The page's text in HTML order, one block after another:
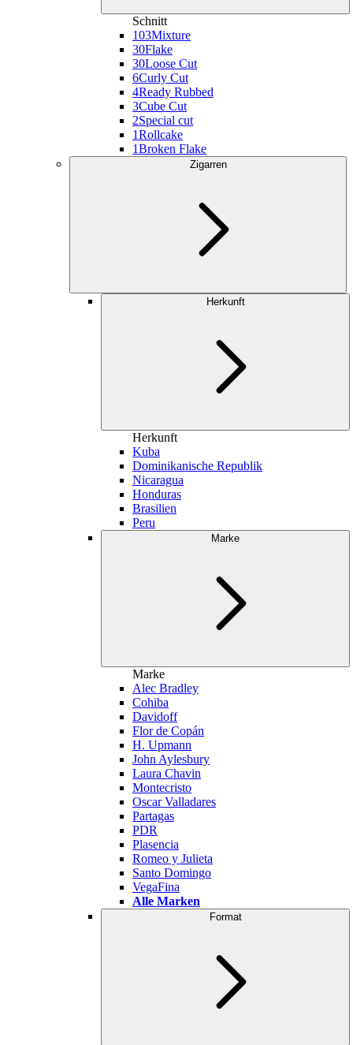
Schnitt
103Mixture
30Flake
30Loose Cut
6Curly Cut
4Ready Rubbed
3Cube Cut
2Special cut
1Rollcake
1Broken Flake
Zigarren
Herkunft
Herkunft
Kuba
Dominikanische Republik
Nicaragua
Honduras
Brasilien
Peru
Marke
Marke
Alec Bradley
Cohiba
Davidoff
Flor de Copán
H. Upmann
John Aylesbury
Laura Chavin
Montecristo
Oscar Valladares
Partagas
PDR
Plasencia
Romeo y Julieta
Santo Domingo
VegaFina
Alle Marken
Format